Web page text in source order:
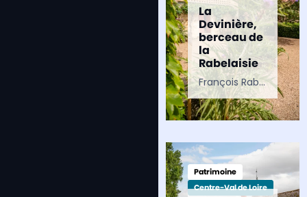
La
Devinière,
berceau de
la
Rabelaisie
François Rabelais serait né à La Devinière, maison d’enfance qui forgera sans aucun doute son imaginaire. Si elle occupe une place de choix dans le roman Gargantua, il faudra attendre…
Patrimoine
Centre-Val de Loire